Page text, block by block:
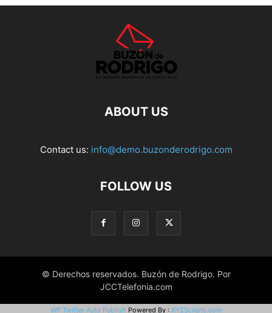
ABOUT US
Contact us: info@demo.buzonderodrigo.com
FOLLOW US
© Derechos reservados. Buzón de Rodrigo. Por
JCCTelefonia.com
WP Twitter Auto Publish Powered By : XYZScripts.com